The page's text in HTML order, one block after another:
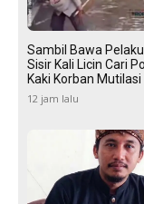
Sambil Bawa
Sisir Kali Licin Cari
Kaki Korban Mutilasi
12 jam lalu